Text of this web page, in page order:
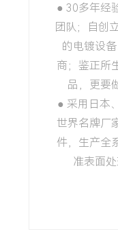
● 30多年经
团队；自创
的电镀设
商；鉴正所
品，更要
● 采用日本
世界名牌厂
件，生产全
准表面